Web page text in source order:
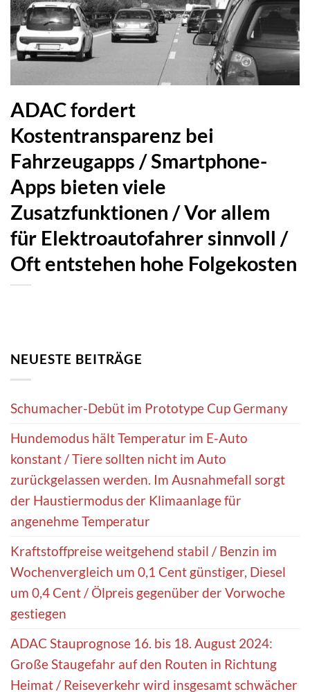
ADAC fordert
Kostentransparenz bei
Fahrzeugapps / Smartphone-
Apps bieten viele
Zusatzfunktionen / Vor allem
für Elektroautofahrer sinnvoll /
Oft entstehen hohe Folgekosten
NEUESTE BEITRÄGE
Schumacher-Debüt im Prototype Cup Germany
Hundemodus hält Temperatur im E-Auto
konstant / Tiere sollten nicht im Auto
zurückgelassen werden. Im Ausnahmefall sorgt
der Haustiermodus der Klimaanlage für
angenehme Temperatur
Kraftstoffpreise weitgehend stabil / Benzin im
Wochenvergleich um 0,1 Cent günstiger, Diesel
um 0,4 Cent / Ölpreis gegenüber der Vorwoche
gestiegen
ADAC Stauprognose 16. bis 18. August 2024:
Große Staugefahr auf den Routen in Richtung
Heimat / Reiseverkehr wird insgesamt schwächer